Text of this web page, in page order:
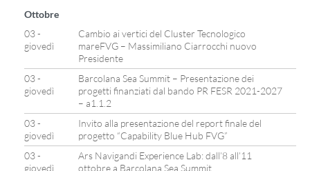
Ottobre
03 -
giovedì
Cambio ai vertici del Cluster Tecnologico
mareFVG – Massimiliano Ciarrocchi nuovo
Presidente
03 -
giovedì
Barcolana Sea Summit – Presentazione dei
progetti finanziati dal bando PR FESR 2021-2027
– a1.1.2
03 -
giovedì
Invito alla presentazione del report finale del
progetto “Capability Blue Hub FVG”
03 -
giovedì
Ars Navigandi Experience Lab: dall’8 all’11
ottobre a Barcolana Sea Summit